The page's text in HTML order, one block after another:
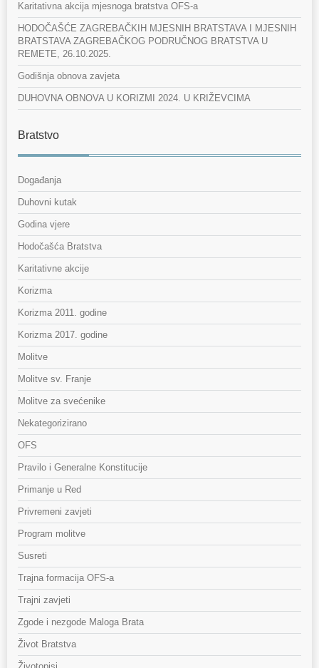
Karitativna akcija mjesnoga bratstva OFS-a
HODOČAŠĆE ZAGREBAČKIH MJESNIH BRATSTAVA I MJESNIH
BRATSTAVA ZAGREBAČKOG PODRUČNOG BRATSTVA U
REMETE, 26.10.2025.
Godišnja obnova zavjeta
DUHOVNA OBNOVA U KORIZMI 2024. U KRIŽEVCIMA
Bratstvo
Događanja
Duhovni kutak
Godina vjere
Hodočašća Bratstva
Karitativne akcije
Korizma
Korizma 2011. godine
Korizma 2017. godine
Molitve
Molitve sv. Franje
Molitve za svećenike
Nekategorizirano
OFS
Pravilo i Generalne Konstitucije
Primanje u Red
Privremeni zavjeti
Program molitve
Susreti
Trajna formacija OFS-a
Trajni zavjeti
Zgode i nezgode Maloga Brata
Život Bratstva